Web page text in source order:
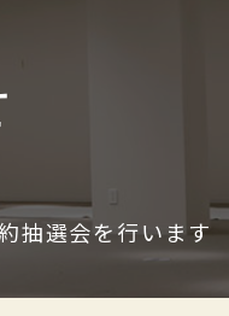
抽選会を行います